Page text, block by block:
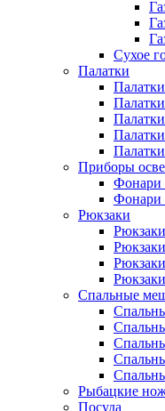
Сухое
Палатки
Приборы
Фонари
Фонари
Рюкзаки
Спальные
Рыбацкие
Посуда